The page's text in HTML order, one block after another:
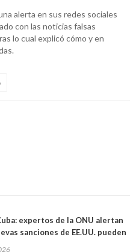
alerta en sus redes sociales
con las noticias falsas
lo cual explicó cómo y en
expertos de la ONU alertan
sanciones de EE.UU. pueden